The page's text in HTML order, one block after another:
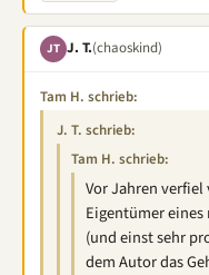
JT J. T.(chaoskind)
Tam H. schrieb:
J. T. schrieb:
Tam H. schrieb:
Vor Jahren
Eigentümer
(und einst sehr
dem Autor das